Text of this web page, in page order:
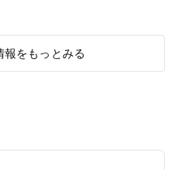
報をもっとみる